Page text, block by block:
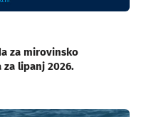
za mirovinsko
lipanj 2026.